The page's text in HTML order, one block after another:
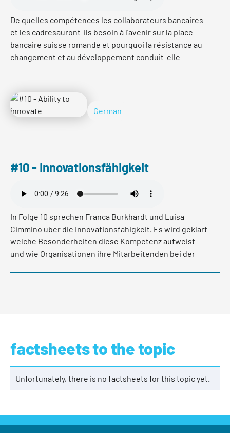
De quelles compétences les collaborateurs bancaires
et les cadresauront-ils besoin à l’avenir sur la place
bancaire suisse romande et pourquoi la résistance au
changement et au développement conduit-elle
à bien d’autres à l’occasion d’un entretien avec Franca
Burkhardt. Découvrez le premier épisode de
skills@home – le podcast du développement des
German
#10 - Innovationsfähigkeit
In Folge 10 sprechen Franca Burkhardt und Luisa
Cimmino über die Innovationsfähigkeit. Es wird geklärt
welche Besonderheiten diese Kompetenz aufweist
und wie Organisationen ihre Mitarbeitenden bei der
factsheets to the topic
Unfortunately, there is no factsheets for this topic yet.